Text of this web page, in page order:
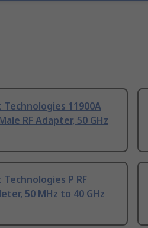
Technologies 11900A
RF Adapter, 50 GHz
P RF
50 MHz to 40 GHz